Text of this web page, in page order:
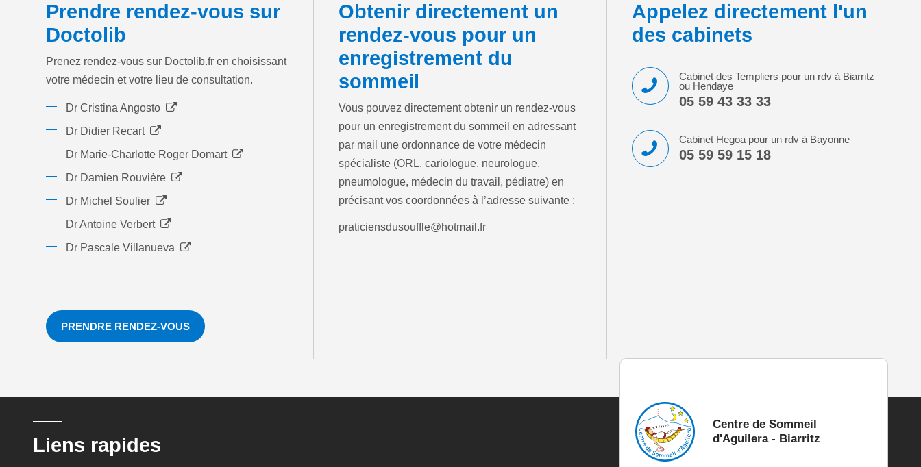
Prendre rendez-vous sur
Doctolib
Prenez rendez-vous sur Doctolib.fr en choisissant
votre médecin et votre lieu de consultation.
Dr Cristina Angosto
Dr Didier Recart
Dr Marie-Charlotte Roger Domart
Dr Damien Rouvière
Dr Michel Soulier
Dr Antoine Verbert
Dr Pascale Villanueva
PRENDRE RENDEZ-VOUS
Obtenir directement un
rendez-vous pour un
enregistrement du
sommeil
Vous pouvez directement obtenir un rendez-vous
pour un enregistrement du sommeil en adressant
par mail une ordonnance de votre médecin
spécialiste (ORL, cariologue, neurologue,
pneumologue, médecin du travail, pédiatre) en
précisant vos coordonnées à l’adresse suivante :
praticiensdusouffle@hotmail.fr
Appelez directement l'un
des cabinets
Cabinet des Templiers pour un rdv à Biarritz
ou Hendaye
05 59 43 33 33
Cabinet Hegoa pour un rdv à Bayonne
05 59 59 15 18
Liens rapides
Centre de Sommeil
d'Aguilera - Biarritz